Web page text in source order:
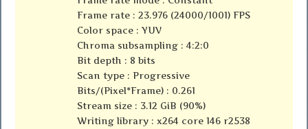
Frame rate : 23.976 (24000/1001) FPS
Color space : YUV
Chroma subsampling : 4:2:0
Bit depth : 8 bits
Scan type : Progressive
Bits/(Pixel*Frame) : 0.261
Stream size : 3.12 GiB (90%)
Writing library : x264 core 146 r2538